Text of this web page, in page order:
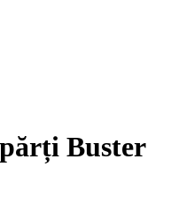
Buster